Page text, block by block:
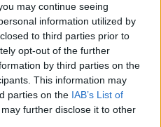
may continue seeing
information utilized by
to third parties prior to
opt-out of the further
by third parties on the
This information may
parties on the IAB’s List of
further disclose it to other
e le organizzazioni
far sentire la propria
di vista il fatto che
battaglia più ampia per
della musica e
Condivideresti con